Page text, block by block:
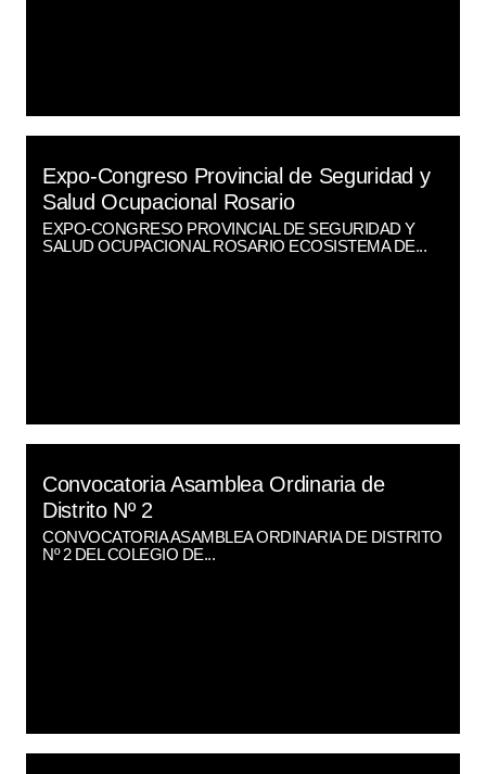
Expo-Congreso Provincial de Seguridad y
Salud Ocupacional Rosario
EXPO-CONGRESO PROVINCIAL DE SEGURIDAD Y
SALUD OCUPACIONAL ROSARIO ECOSISTEMA DE...
Convocatoria Asamblea Ordinaria de
Distrito Nº 2
CONVOCATORIA ASAMBLEA ORDINARIA DE DISTRITO
Nº 2 DEL COLEGIO DE...